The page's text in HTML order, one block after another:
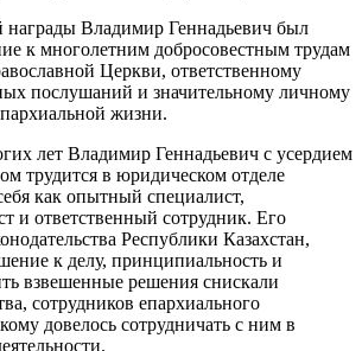
награды Владимир Геннадьевич был
к многолетним добросовестным трудам
Церкви, ответственному
послушаний и значительному личному
жизни.
лет Владимир Геннадьевич с усердием
трудится в юридическом отделе
как опытный специалист,
и ответственный сотрудник. Его
Республики Казахстан,
к делу, принципиальность и
взвешенные решения снискали
сотрудников епархиального
довелось сотрудничать с ним в